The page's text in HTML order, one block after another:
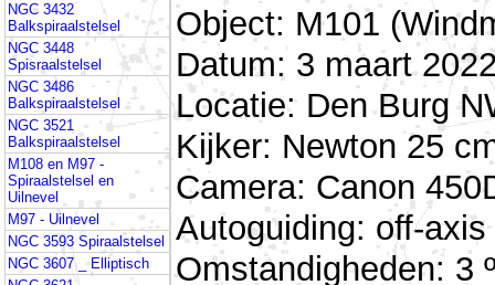
NGC 3432
Balkspiraalstelsel
NGC 3448
Spisraalstelsel
NGC 3486
Balkspiraalstelsel
NGC 3521
Balkspiraalstelsel
M108 en M97 -
Spiraalstelsel en
Uilnevel
M97 - Uilnevel
NGC 3593 Spiraalstelsel
NGC 3607 _ Elliptisch
Object: M101
Datum: 3 maart
Locatie: Den Burg
Kijker: Newton 25
Camera: Canon
Autoguiding: off-
Omstandigheden: 3